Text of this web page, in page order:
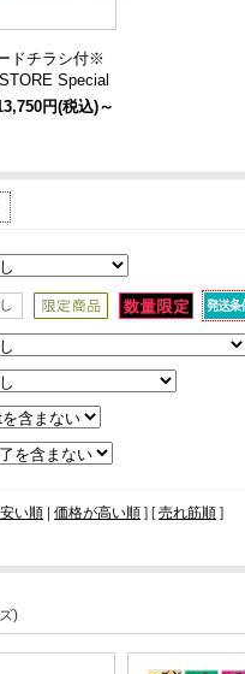
ドチラシ付※
Special
Edition〉Tales
円(税込)～
い順 価格が高い順 ] [売れ筋順 ]
)